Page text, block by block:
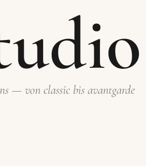
— von classic bis avantgarde